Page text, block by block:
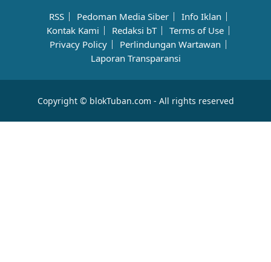
RSS Pedoman Media Siber
Info Iklan
Kontak Kami
Redaksi bT
Terms of Use
Privacy Policy
Perlindungan Wartawan
Laporan Transparansi
Copyright © blokTuban.com - All rights reserved